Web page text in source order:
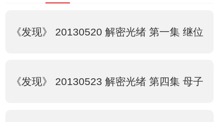
《发现》 20130520 解密光绪 第一集 继位
《发现》 20130523 解密光绪 第四集 母子